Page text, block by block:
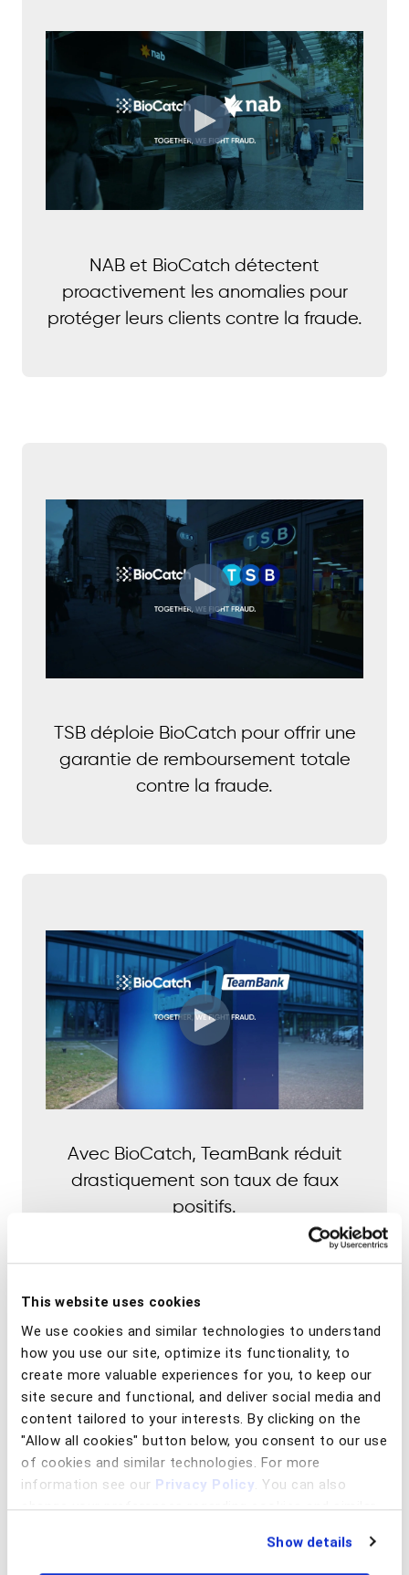
This website uses cookies
We use cookies and similar technologies to understand
how you use our site, optimize its functionality, to
create more valuable experiences for you, to keep our
site secure and functional, and deliver social media and
content tailored to your interests. By clicking on the
"Allow all cookies" button below, you consent to our use
of cookies and similar technologies. For more
information see our Privacy Policy. You can also
change your preferences regarding cookies and similar
Show details
NAB et BioCatch détectent
proactivement les anomalies pour
protéger leurs clients contre la fraude.
TSB déploie BioCatch pour offrir une
garantie de remboursement totale
contre la fraude.
Avec BioCatch, TeamBank réduit
drastiquement son taux de faux
positifs.